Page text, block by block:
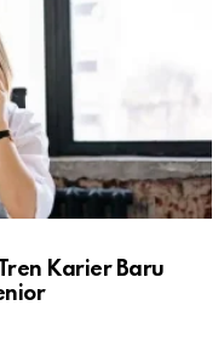
Karier Baru